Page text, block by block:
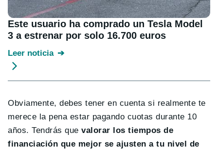
Este usuario ha comprado un Tesla Model
3 a estrenar por solo 16.700 euros
Leer noticia
Obviamente, debes tener en cuenta si realmente te
merece la pena estar pagando cuotas durante 10
años. Tendrás quevalorar los tiempos de
financiación que mejor se ajusten a tu nivel de